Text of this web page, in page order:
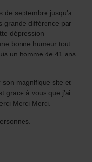
de septembre jusqu’a
grande différence par
dépression
bonne humeur tout
un homme de 41 ans
son magnifique site et
grace à vous que j’ai
Merci Merci.